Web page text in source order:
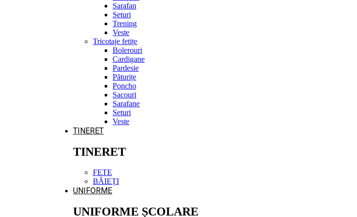
Sarafan
Seturi
Trening
Veste
Tricotaje fetițe
Bolerouri
Cardigane
Pardesie
Păturițe
Poncho
Sacouri
Sarafane
Seturi
Veste
TINERET
TINERET
FETE
BĂIEȚI
UNIFORME
UNIFORME ȘCOLARE